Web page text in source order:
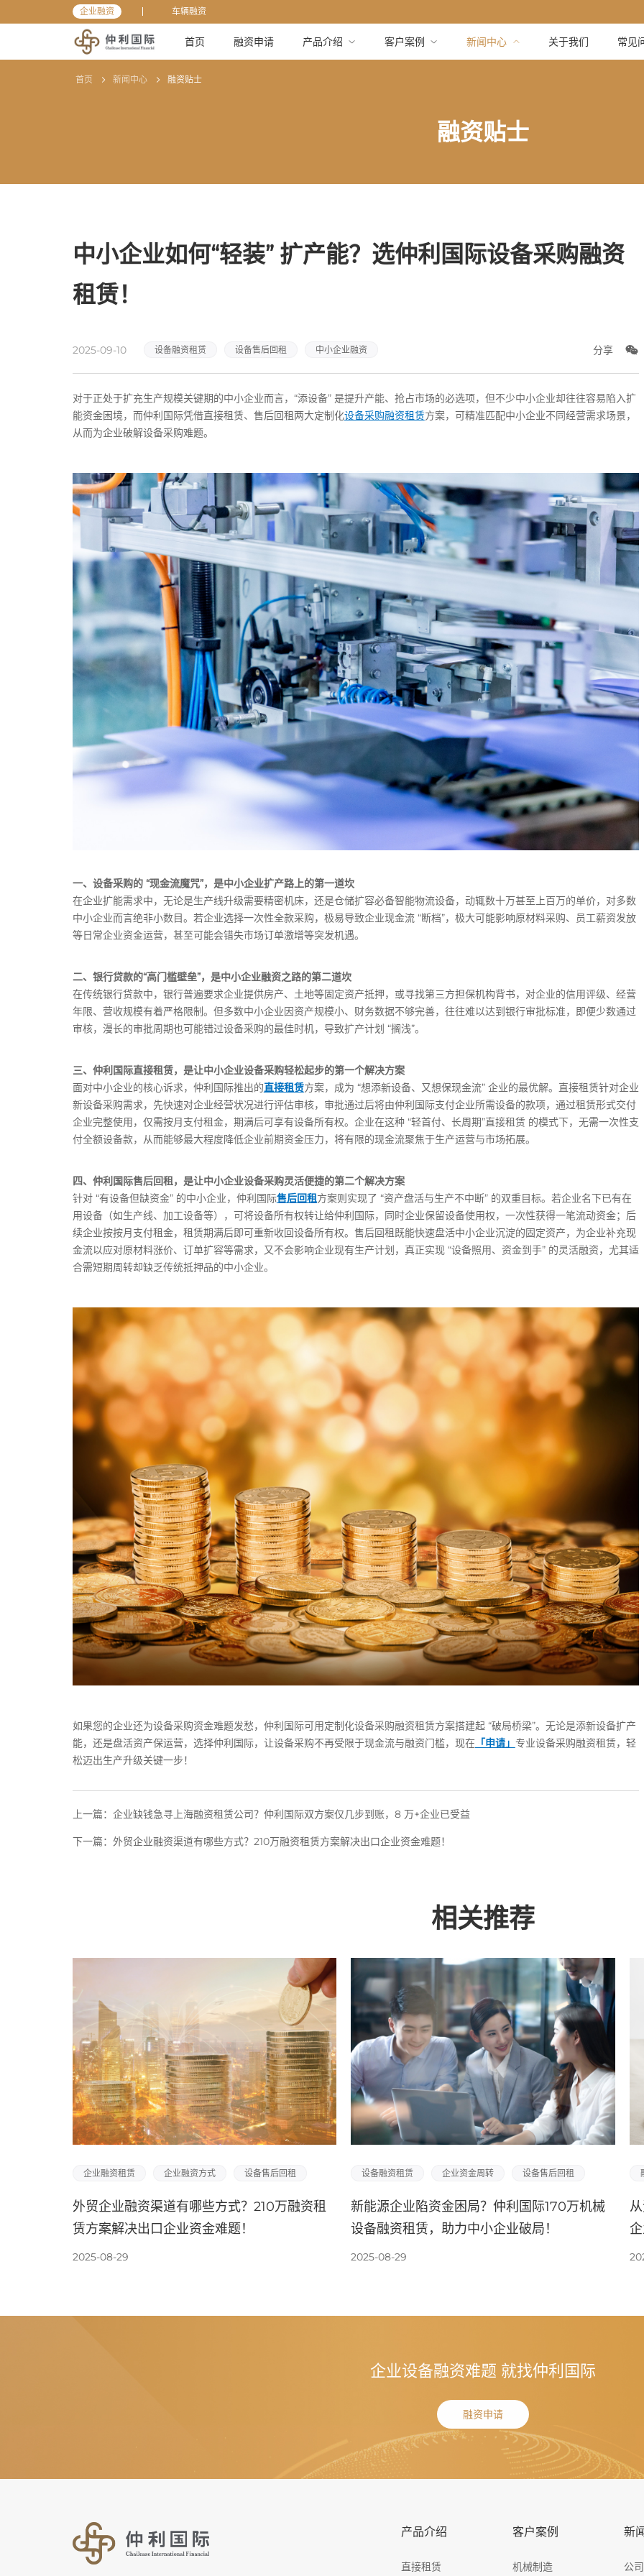
企业融资 车辆融资
首页 融资申请 产品介绍 客户案例 新闻中心 关于我们 常见
融资贴士
首页 新闻中心 融资贴士
中小企业如何“轻装” 扩产能？选仲利国际设备采购融资
租赁！
2025-09-10 设备融资租赁 设备售后回租 中小企业融资 分享
对于正处于扩充生产规模关键期的中小企业而言，“添设备” 是提升产能、抢占市场的必选项，但不少中小企业却往往容易陷入扩
能资金困境，而仲利国际凭借直接租赁、售后回租两大定制化设备采购融资租赁方案，可精准匹配中小企业不同经营需求场景，
从而为企业破解设备采购难题。
一、设备采购的 “现金流魔咒”，是中小企业扩产路上的第一道坎
在企业扩能需求中，无论是生产线升级需要精密机床，还是仓储扩容必备智能物流设备，动辄数十万甚至上百万的单价，对多数
中小企业而言绝非小数目。若企业选择一次性全款采购，极易导致企业现金流 “断档”，极大可能影响原材料采购、员工薪资发放
等日常企业资金运营，甚至可能会错失市场订单激增等突发机遇。
二、银行贷款的“高门槛壁垒”，是中小企业融资之路的第二道坎
在传统银行贷款中，银行普遍要求企业提供房产、土地等固定资产抵押，或寻找第三方担保机构背书，对企业的信用评级、经营
年限、营收规模有着严格限制。但多数中小企业因资产规模小、财务数据不够完善，往往难以达到银行审批标准，即便少数通过
审核，漫长的审批周期也可能错过设备采购的最佳时机，导致扩产计划 “搁浅”。
三、仲利国际直接租赁，是让中小企业设备采购轻松起步的第一个解决方案
面对中小企业的核心诉求，仲利国际推出的直接租赁方案，成为 “想添新设备、又想保现金流” 企业的最优解。直接租赁针对企业
新设备采购需求，先快速对企业经营状况进行评估审核，审批通过后将由仲利国际支付企业所需设备的款项，通过租赁形式交付
企业完整使用，仅需按月支付租金，期满后可享有设备所有权。企业在这种 “轻首付、长周期”直接租赁 的模式下，无需一次性支
付全额设备款，从而能够最大程度降低企业前期资金压力，将有限的现金流聚焦于生产运营与市场拓展。
四、仲利国际售后回租，是让中小企业设备采购灵活便捷的第二个解决方案
针对 “有设备但缺资金” 的中小企业，仲利国际售后回租方案则实现了 “资产盘活与生产不中断” 的双重目标。若企业名下已有在
用设备（如生产线、加工设备等），可将设备所有权转让给仲利国际，同时企业保留设备使用权，一次性获得一笔流动资金；后
续企业按按月支付租金，租赁期满后即可重新收回设备所有权。售后回租既能快速盘活中小企业沉淀的固定资产，为企业补充现
金流以应对原材料涨价、订单扩容等需求，又不会影响企业现有生产计划，真正实现 “设备照用、资金到手” 的灵活融资，尤其适
合需短期周转却缺乏传统抵押品的中小企业。
如果您的企业还为设备采购资金难题发愁，仲利国际可用定制化设备采购融资租赁方案搭建起 “破局桥梁”。无论是添新设备扩产
能，还是盘活资产保运营，选择仲利国际，让设备采购不再受限于现金流与融资门槛，现在 「申请」 专业设备采购融资租赁，轻
松迈出生产升级关键一步！
上一篇： 企业缺钱急寻上海融资租赁公司？仲利国际双方案仅几步到账，8 万+企业已受益
下一篇： 外贸企业融资渠道有哪些方式？210万融资租赁方案解决出口企业资金难题！
相关推荐
企业融资租赁 企业融资方式 设备售后回租
外贸企业融资渠道有哪些方式？210万融资租
赁方案解决出口企业资金难题！
2025-08-29
设备融资租赁 企业资金周转 设备售后回租
新能源企业陷资金困局？仲利国际170万机械
设备融资租赁，助力中小企业破局！
2025-08-29
企业设备融资难题 就找仲利国际
融资申请
产品介绍
直接租赁
客户案例
机械制造
新
公